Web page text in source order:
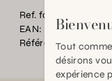
Ref. fournisseur:
EAN:
Référence:
Tout
désirons
expérience